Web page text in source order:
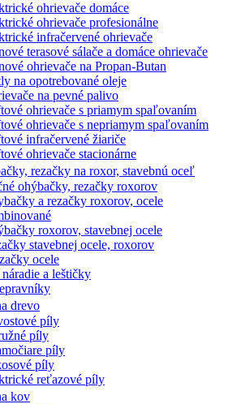
ohrievače domáce
ohrievače profesionálne
infračervené ohrievače
terasové sálače a domáce ohrievače
ohrievače na Propan-Butan
na opotrebované oleje
na pevné palivo
ohrievače s priamym spaľovaním
ohrievače s nepriamym spaľovaním
infračervené žiariče
ohrievače stacionárne
rezačky na roxor, stavebnú oceľ
ohýbačky, rezačky roxorov
a rezačky roxorov, ocele
roxorov, stavebnej ocele
stavebnej ocele, roxorov
ocele
a leštičky
drevo
píly
píly
píly
píly
reťazové píly
kov